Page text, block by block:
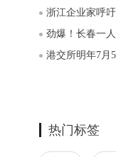
浙江企业家呼
劲爆！长春一
港交所明年7月
热门标签